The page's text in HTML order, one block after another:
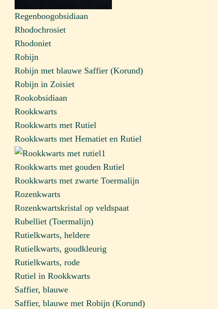
Regenboogobsidiaan
Rhodochrosiet
Rhodoniet
Robijn
Robijn met blauwe Saffier (Korund)
Robijn in Zoisiet
Rookobsidiaan
Rookkwarts
Rookkwarts met Rutiel
Rookkwarts met Hematiet en Rutiel
Rookkwarts met gouden Rutiel
Rookkwarts met zwarte Toermalijn
Rozenkwarts
Rozenkwartskristal op veldspaat
Rubelliet (Toermalijn)
Rutielkwarts, heldere
Rutielkwarts, goudkleurig
Rutielkwarts, rode
Rutiel in Rookkwarts
Saffier, blauwe
Saffier, blauwe met Robijn (Korund)